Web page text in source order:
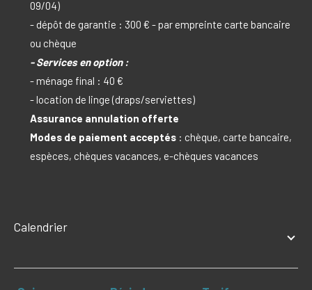
09/04)
- dépôt de garantie : 300 € - par empreinte carte bancaire
ou chèque
- Services en option :
- ménage final : 40 €
- location de linge (draps/serviettes)
Assurance annulation offerte
Modes de paiement acceptés: chèque, carte bancaire,
espèces, chèques vacances, e-chèques vacances
Calendrier